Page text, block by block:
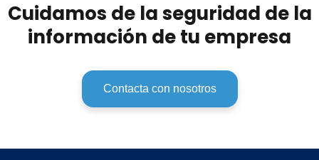
Cuidamos de la seguridad de la
información de tu empresa
Contacta con nosotros